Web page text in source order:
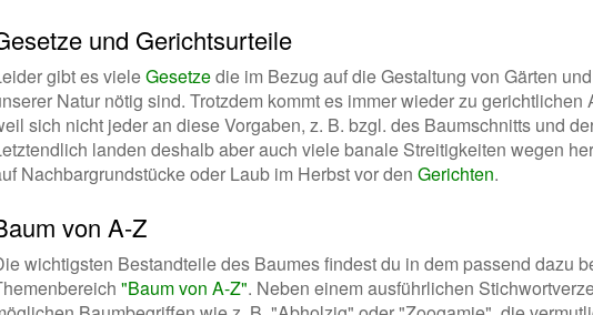
und Gerichtsurteile
gibt es vieleGesetzedie im Bezug auf die Gestaltung von Gärten
Natur nötig sind. Trotzdem kommt es immer wieder zu gerichtlichen
sich nicht jeder an diese Vorgaben, z. B. bzgl. des Baumschnitts und
landen deshalb aber auch viele banale Streitigkeiten wegen
Nachbargrundstücke oder Laub im Herbst vor den Gerichten.
von A-Z
wichtigsten Bestandteile des Baumes findest du in dem passend dazu
"Baum von A-Z". Neben einem ausführlichen